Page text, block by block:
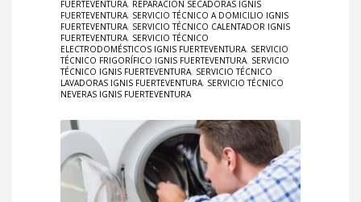
FUERTEVENTURA, REPARACIÓN SECADORAS IGNIS
FUERTEVENTURA, SERVICIO TÉCNICO A DOMICILIO IGNIS
FUERTEVENTURA, SERVICIO TÉCNICO CALENTADOR IGNIS
FUERTEVENTURA, SERVICIO TÉCNICO
ELECTRODOMÉSTICOS IGNIS FUERTEVENTURA, SERVICIO
TÉCNICO FRIGORÍFICO IGNIS FUERTEVENTURA, SERVICIO
TÉCNICO IGNIS FUERTEVENTURA, SERVICIO TÉCNICO
LAVADORAS IGNIS FUERTEVENTURA, SERVICIO TÉCNICO
NEVERAS IGNIS FUERTEVENTURA